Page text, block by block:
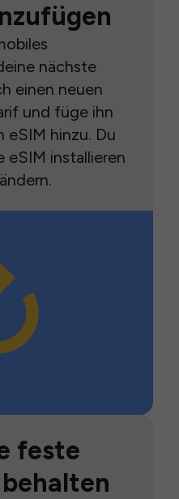
nächste
einen neuen
und füge ihn
eSIM hinzu. Du
eSIM installieren
feste